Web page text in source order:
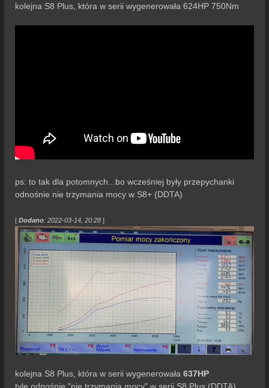
kolejna S8 Plus, która w serii wygenerowała 624HP 750Nm
ps: to tak dla potomnych...bo wcześniej były przepychanki
odnośnie nie trzymania mocy w S8+ (DDTA)
[ Dodano: 2022-03-14, 20:28 ]
kolejna S8 Plus, która w serii wygenerowała 637HP